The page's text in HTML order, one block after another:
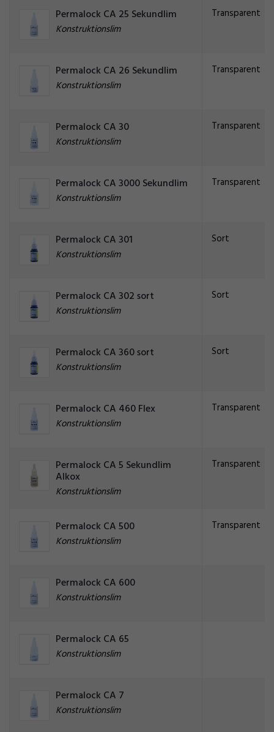
Permalock CA 25 Sekundlim
Konstruktionslim
Transparent
Permalock CA 26 Sekundlim
Konstruktionslim
Transparent
Permalock CA 30
Konstruktionslim
Transparent
Permalock CA 3000 Sekundlim
Konstruktionslim
Transparent
Permalock CA 301
Konstruktionslim
Sort
Permalock CA 302 sort
Konstruktionslim
Sort
Permalock CA 360 sort
Konstruktionslim
Sort
Permalock CA 460 Flex
Konstruktionslim
Transparent
Permalock CA 5 Sekundlim
Alkox
Konstruktionslim
Transparent
Permalock CA 500
Konstruktionslim
Transparent
Permalock CA 600
Konstruktionslim
Permalock CA 65
Konstruktionslim
Permalock CA 7
Konstruktionslim